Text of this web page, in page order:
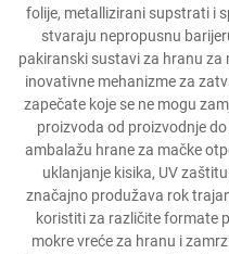
folije, metallizirani supstrati i
stvaraju nepropusnu
pakiranski sustavi za hranu za
inovativne mehanizme za
zapečate koje se ne mogu
proizvoda od proizvodnje
ambalažu hrane za mačke
uklanjanje kisika, UV
značajno produžava rok
koristiti za različite formate
mokre vreće za hranu i